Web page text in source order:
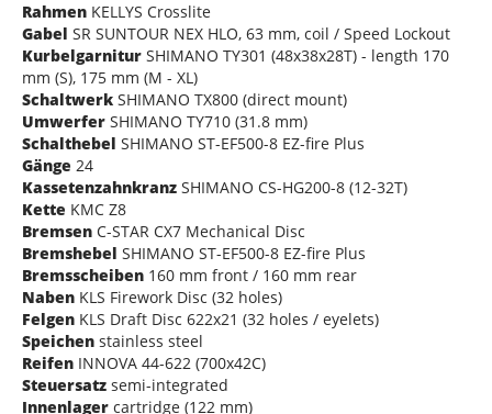
Rahmen KELLYS Crosslite
Gabel SR SUNTOUR NEX HLO, 63 mm, coil / Speed Lockout
Kurbelgarnitur SHIMANO TY301 (48x38x28T) - length 170
mm (S), 175 mm (M - XL)
Schaltwerk SHIMANO TX800 (direct mount)
Umwerfer SHIMANO TY710 (31.8 mm)
Schalthebel SHIMANO ST-EF500-8 EZ-fire Plus
Gänge 24
Kassetenzahnkranz SHIMANO CS-HG200-8 (12-32T)
Kette KMC Z8
Bremsen C-STAR CX7 Mechanical Disc
Bremshebel SHIMANO ST-EF500-8 EZ-fire Plus
Bremsscheiben 160 mm front / 160 mm rear
Naben KLS Firework Disc (32 holes)
Felgen KLS Draft Disc 622x21 (32 holes / eyelets)
Speichen stainless steel
Reifen INNOVA 44-622 (700x42C)
Steuersatz semi-integrated
Innenlager cartridge (122 mm)